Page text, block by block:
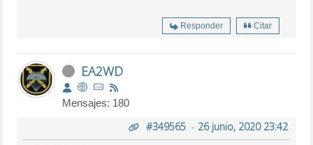
Responder Citar
EA2WD
Mensajes: 180
#349565- 26 junio, 2020 23:42